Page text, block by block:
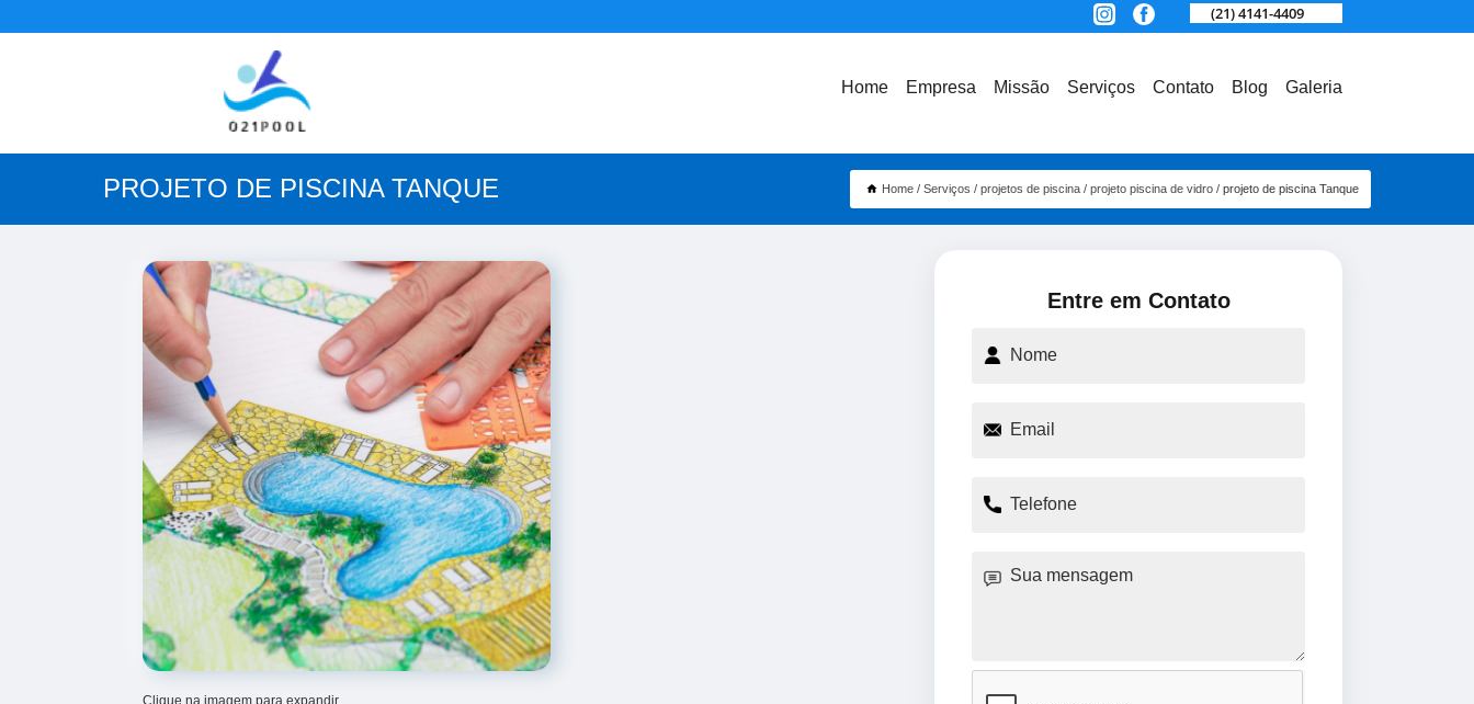
(21) 4141-4409
Home Empresa Missão Serviços Contato Blog Galeria
PROJETO DE PISCINA TANQUE Home Serviços projetos de piscina projeto piscina de vidro projeto de piscina Tanque
Clique na imagem para expandir
Entre em Contato